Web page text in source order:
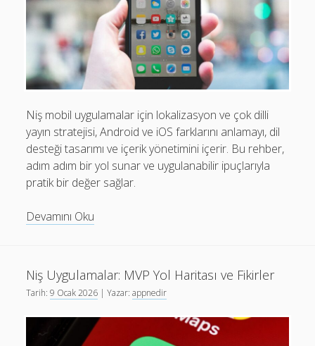
Mobil Uygulamalar Batarya Tasarrufu: Adım Adım Tasarım
Rehberi
Android
Eğitim
Finans
Fotoğraf & Video
Genel
iOS
Nasıl Yapılır
Verimlilik
Son yorumlar
Görüntülenecek bir yorum yok.
Niş mobil uygulamalar için lokalizasyon ve çok dilli
yayın stratejisi, Android ve iOS farklarını anlamayı, dil
desteği tasarımı ve içerik yönetimini içerir. Bu rehber,
adım adım bir yol sunar ve uygulanabilir ipuçlarıyla
pratik bir değer sağlar.
Devamını Oku
Lokalizasyon:
Çok
Dilli
Strateji
Niş Uygulamalar: MVP Yol Haritası ve Fikirler
Tarih:9 Ocak 2026 | Yazar:appnedir